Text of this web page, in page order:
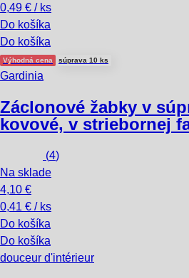
0,49 € / ks
Do košíka
Do košíka
Výhodná cena súprava 10 ks
Gardinia
Záclonové žabky v
kovové, v striebornej
(4)
Na sklade
4,10 €
0,41 € / ks
Do košíka
Do košíka
douceur d'intérieur